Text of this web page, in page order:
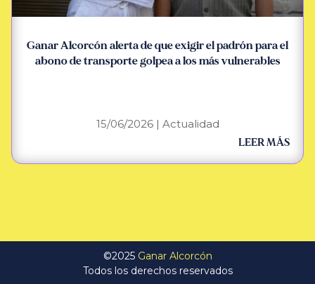
Ganar Alcorcón alerta de que exigir el padrón para el
abono de transporte golpea a los más vulnerables
15/06/2026| Actualidad
LEER MÁS
©2025 Ganar Alcorcón
Todos los derechos reservados